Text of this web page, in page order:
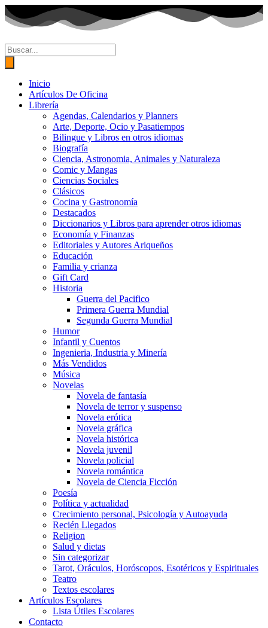
Ir
al
contenido
Búsqueda
de
productos
Inicio
Artículos De Oficina
Librería
Agendas, Calendarios y Planners
Arte, Deporte, Ocio y Pasatiempos
Bilingue y Libros en otros idiomas
Biografía
Ciencia, Astronomia, Animales y Naturaleza
Comic y Mangas
Ciencias Sociales
Clásicos
Cocina y Gastronomía
Destacados
Diccionarios y Libros para aprender otros idiomas
Economía y Finanzas
Editoriales y Autores Ariqueños
Educación
Familia y crianza
Gift Card
Historia
Guerra del Pacifico
Primera Guerra Mundial
Segunda Guerra Mundial
Humor
Infantil y Cuentos
Ingenieria, Industria y Minería
Más Vendidos
Música
Novelas
Novela de fantasía
Novela de terror y suspenso
Novela erótica
Novela gráfica
Novela histórica
Novela juvenil
Novela policial
Novela romántica
Novela de Ciencia Ficción
Poesía
Política y actualidad
Crecimiento personal, Psicología y Autoayuda
Recién Llegados
Religion
Salud y dietas
Sin categorizar
Tarot, Oráculos, Horóscopos, Esotéricos y Espirituales
Teatro
Textos escolares
Artículos Escolares
Lista Útiles Escolares
Contacto